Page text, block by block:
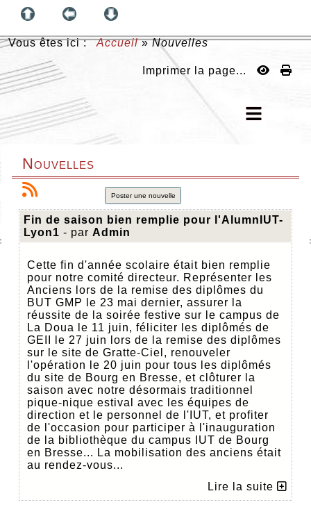
Vous êtes ici :Accueil»Nouvelles
Imprimer la page...
Nouvelles
Poster une nouvelle
Fin de saison bien remplie pour l'AlumnIUT-
Lyon1 - par Admin
Cette fin d'année scolaire était bien remplie
pour notre comité directeur. Représenter les
Anciens lors de la remise des diplômes du
BUT GMP le 23 mai dernier, assurer la
réussite de la soirée festive sur le campus de
La Doua le 11 juin, féliciter les diplômés de
GEII le 27 juin lors de la remise des diplômes
sur le site de Gratte-Ciel, renouveler
l'opération le 20 juin pour tous les diplômés
du site de Bourg en Bresse, et clôturer la
saison avec notre désormais traditionnel
pique-nique estival avec les équipes de
direction et le personnel de l'IUT, et profiter
de l'occasion pour participer à l'inauguration
de la bibliothèque du campus IUT de Bourg
en Bresse... La mobilisation des anciens était
au rendez-vous...
Lire la suite